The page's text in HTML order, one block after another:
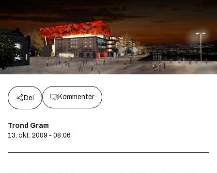
Del Kommenter
Trond Gram
13. okt. 2009 - 08:06